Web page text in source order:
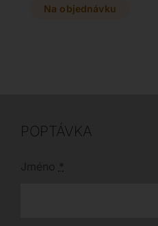
„amfiteátr“ ideální pro
Na objednávku
POPTÁVKA
Jméno *